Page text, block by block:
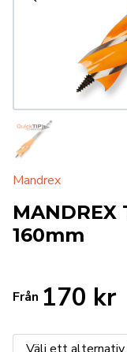
Mandrex
160mm
Från 170 kr